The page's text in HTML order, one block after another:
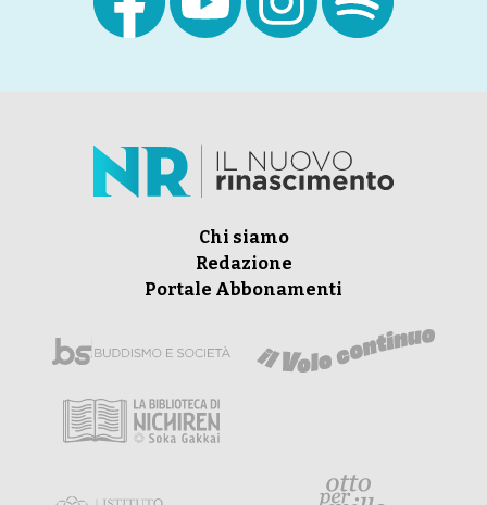
Chi siamo
Redazione
Portale Abbonamenti